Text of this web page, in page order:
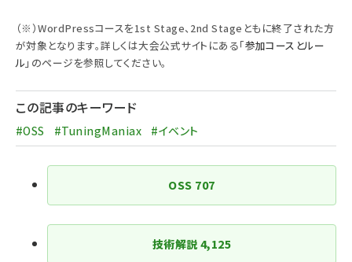
（※）WordPressコースを1st Stage、2nd Stageともに終了された方
が対象となります。詳しくは大会公式サイトにある「参加コースとルー
ル 」のページを参照してください。
この記事のキーワード
#OSS #TuningManiax #イベント
OSS 707
技術解説 4,125